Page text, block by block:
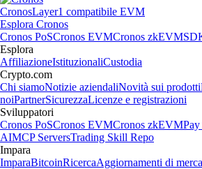
CronosLayer1 compatibile EVM
Esplora Cronos
Cronos PoSCronos EVMCronos zkEVM
Esplora
AffiliazioneIstituzionaliCustodia
Crypto.com
Chi siamoNotizie aziendaliNovità sui prodotti
noiPartnerSicurezzaLicenze e registrazioni
Sviluppatori
Cronos PoSCronos EVMCronos zkEVM
AIMCP ServersTrading Skill Repo
Impara
ImparaBitcoinRicercaAggiornamenti di